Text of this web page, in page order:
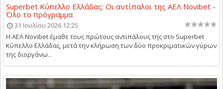
Superbet Κύπελλο Ελλάδας: Οι αντίπαλοι της ΑΕΛ Novibet -
Όλο το πρόγραμμα
31 Ιουλίου 2026 12:25
Η ΑΕΛ Novibet έμαθε τους πρώτους αντιπάλους της στο Superbet
Κύπελλο Ελλάδας, μετά την κλήρωση των δύο προκριματικών γύρων
της διοργάνω...